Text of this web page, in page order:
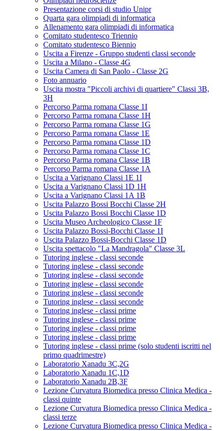
Presentazione corsi di studio Unipr
Quarta gara olimpiadi di informatica
Allenamento gara olimpiadi di informatica
Comitato studentesco Triennio
Comitato studentesco Biennio
Uscita a Firenze - Gruppo studenti classi seconde
Uscita a Milano - Classe 4G
Uscita Camera di San Paolo - Classe 2G
Foto annuario
Uscita mostra "Piccoli archivi di quartiere" Classi 3B,
3H
Percorso Parma romana Classe 1I
Percorso Parma romana Classe 1H
Percorso Parma romana Classe 1G
Percorso Parma romana Classe 1E
Percorso Parma romana Classe 1D
Percorso Parma romana Classe 1C
Percorso Parma romana Classe 1B
Percorso Parma romana Classe 1A
Uscita a Varignano Classi 1E 1I
Uscita a Varignano Classi 1D 1H
Uscita a Varignano Classi 1A 1B
Uscita Palazzo Bossi Bocchi Classe 2H
Uscita Palazzo Bossi Bocchi Classe 1D
Uscita Museo Archeologico Classe 1F
Uscita Palazzo Bossi-Bocchi Classe 1I
Uscita Palazzo Bossi-Bocchi Classe 1D
Uscita spettacolo "La Mandragola" Classe 3L
Tutoring inglese - classi seconde
Tutoring inglese - classi seconde
Tutoring inglese - classi seconde
Tutoring inglese - classi seconde
Tutoring inglese - classi seconde
Tutoring inglese - classi seconde
Tutoring inglese - classi prime
Tutoring inglese - classi prime
Tutoring inglese - classi prime
Tutoring inglese - classi prime
Tutoring inglese - classi prime (solo studenti iscritti nel
primo quadrimestre)
Laboratorio Xanadu 3C,2G
Laboratorio Xanadu 1C,1D
Laboratorio Xanadu 2B,3F
Lezione Curvatura Biomedica presso Clinica Medica -
classi quinte
Lezione Curvatura Biomedica presso Clinica Medica -
classi terze
Lezione Curvatura Biomedica presso Clinica Medica -